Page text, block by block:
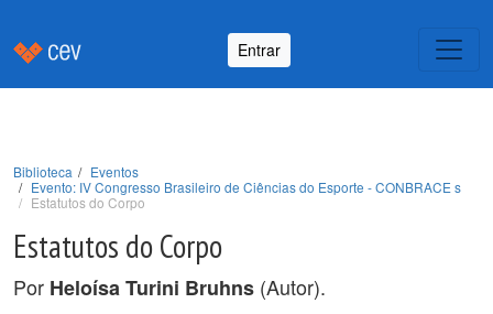
Entrar
Biblioteca
Eventos
Evento: IV Congresso Brasileiro de Ciências do Esporte - CONBRACE s
Estatutos do Corpo
Estatutos do Corpo
Por Heloísa Turini Bruhns (Autor).